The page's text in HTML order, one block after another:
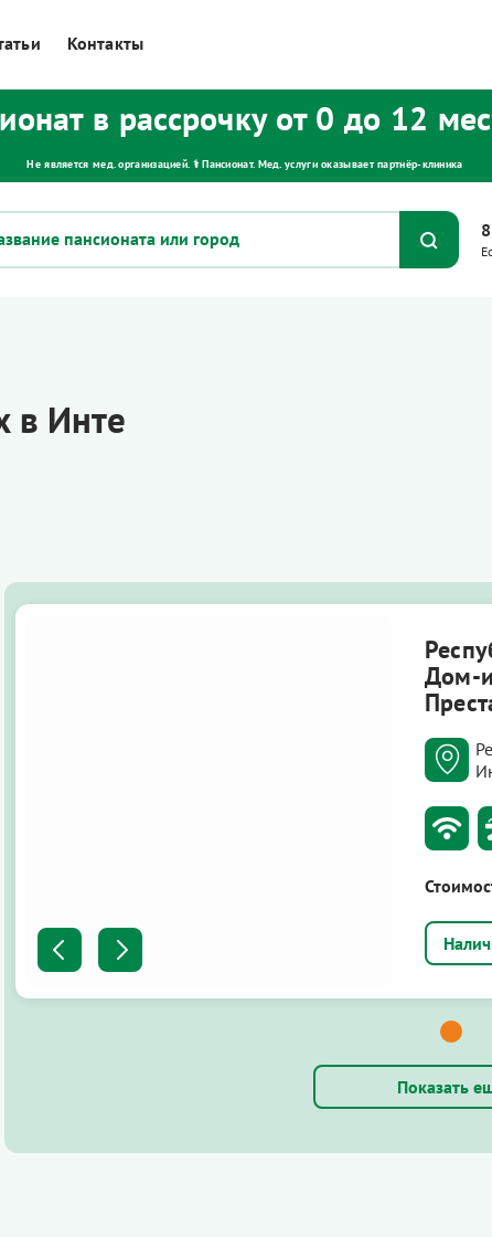
Контакты
в рассрочку от 0 до 12
Не является мед. организацией. ⚕ Пансионат. Мед. услуги оказывает партнёр‑клиника
в Инте
Дом-
Показать